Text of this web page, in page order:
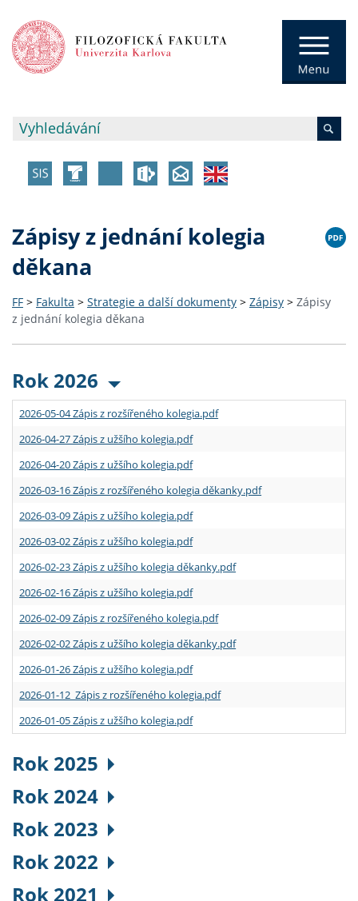
Zápisy z jednání kolegia
děkana
FF > Fakulta > Strategie a další dokumenty > Zápisy > Zápisy
z jednání kolegia děkana
Rok 2026
2026-05-04 Zápis z rozšířeného kolegia.pdf
2026-04-27 Zápis z užšího kolegia.pdf
2026-04-20 Zápis z užšího kolegia.pdf
2026-03-16 Zápis z rozšířeného kolegia děkanky.pdf
2026-03-09 Zápis z užšího kolegia.pdf
2026-03-02 Zápis z užšího kolegia.pdf
2026-02-23 Zápis z užšího kolegia děkanky.pdf
2026-02-16 Zápis z užšího kolegia.pdf
2026-02-09 Zápis z rozšířeného kolegia.pdf
2026-02-02 Zápis z užšího kolegia děkanky.pdf
2026-01-26 Zápis z užšího kolegia.pdf
2026-01-12 Zápis z rozšířeného kolegia.pdf
2026-01-05 Zápis z užšího kolegia.pdf
Rok 2025
Rok 2024
Rok 2023
Rok 2022
Rok 2021